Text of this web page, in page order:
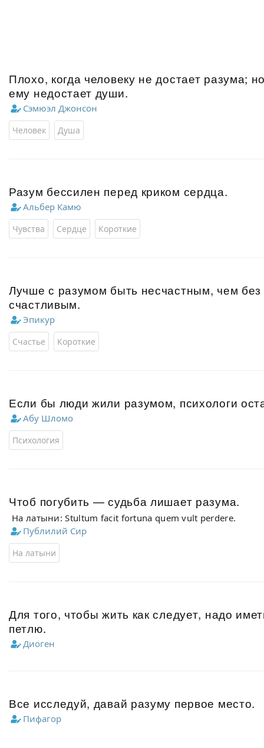
Плохо, когда человеку не достает разума;
ему недостает души.
Сэмюэл Джонсон
Человек Душа
Разум бессилен перед криком сердца.
Альбер Камю
Чувства Сердце Короткие
Лучше с разумом быть несчастным, чем
счастливым.
Эпикур
Счастье Короткие
Если бы люди жили разумом, психологи
Абу Шломо
Психология
Чтоб погубить — судьба лишает разума.
На латыни: Stultum facit fortuna quem vult perdere.
Публилий Сир
На латыни
Для того, чтобы жить как следует, надо
петлю.
Диоген
Все исследуй, давай разуму первое место.
Пифагор